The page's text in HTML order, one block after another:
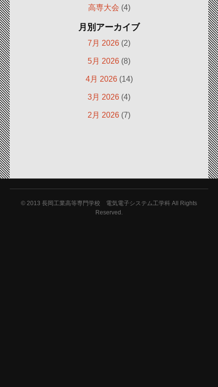
高専大会 (4)
月別アーカイブ
7月 2026 (2)
5月 2026 (8)
4月 2026(14)
3月 2026 (4)
2月 2026 (7)
© 2013 長岡工業高等専門学校 電気電子システム工学科 All Rights
Reserved.